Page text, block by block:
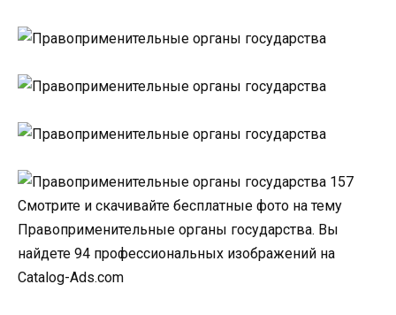
Смотрите и скачивайте бесплатные фото на тему
Правоприменительные органы государства. Вы
найдете 94 профессиональных изображений на
Catalog-Ads.com